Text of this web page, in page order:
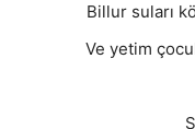
Billur suları
Ve yetim